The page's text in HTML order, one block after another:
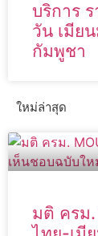
บริการ
วัน เมีย
กัมพูชา
ใหม่ล่าสุด
มติ ครม.